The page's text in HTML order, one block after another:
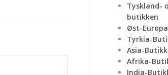
Tyskland-
butikken
Øst-
Tyrkia-
Asia-
Afrika-
India-